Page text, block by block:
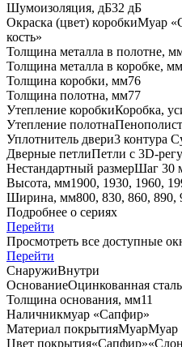
Шумоизоляция, дБ32 дБ
Окраска (цвет) коробкиМуар
кость»
Толщина металла в полотне,
Толщина металла в коробке, мм
Толщина коробки, мм76
Толщина полотна, мм77
Утепление коробкиКоробка,
Утепление полотна
Уплотнитель двери3 контура
Дверные петлиПетли с 3D-
Нестандартный размерШаг 30
Высота, мм1900, 1930, 1960,
Ширина, мм800, 830, 860, 890,
Подробнее о сериях
Перейти
Просмотреть все доступные
Перейти
СнаружиВнутри
ОснованиеОцинкованная сталь
Толщина основания, мм11
Наличникмуар «Сапфир»
Материал покрытияМуарМуар
Цвет покрытия«Сапфир»